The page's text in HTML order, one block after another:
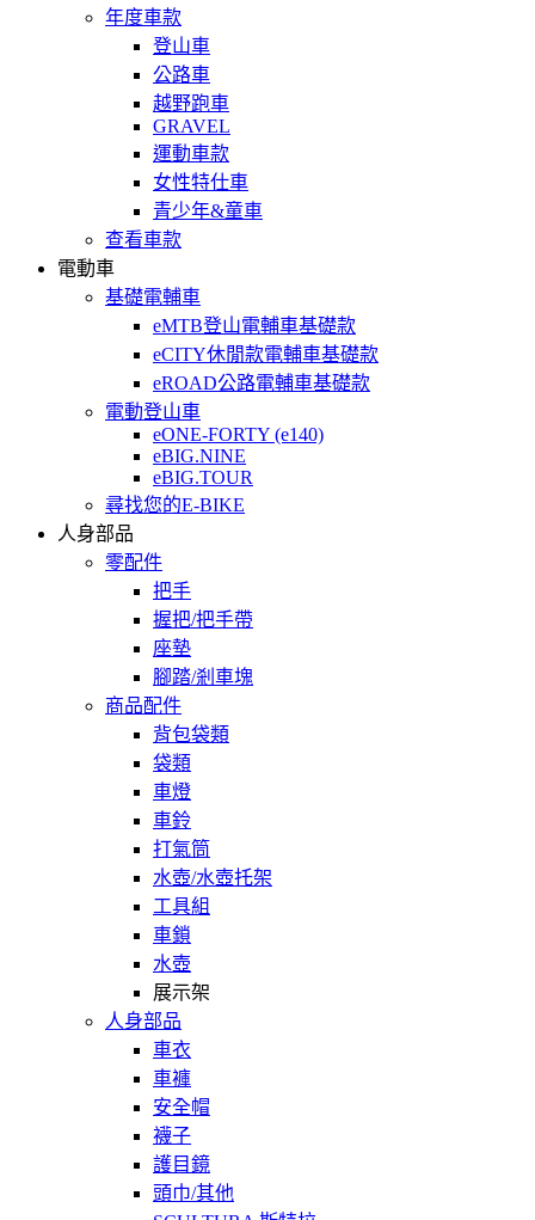
年度車款
登山車
公路車
越野跑車
GRAVEL
運動車款
女性特仕車
青少年&童車
查看車款
電動車
基礎電輔車
eMTB登山電輔車基礎款
eCITY休閒款電輔車基礎款
eROAD公路電輔車基礎款
電動登山車
eONE-FORTY (e140)
eBIG.NINE
eBIG.TOUR
尋找您的E-BIKE
人身部品
零配件
把手
握把/把手帶
座墊
腳踏/剎車塊
商品配件
背包袋類
袋類
車燈
車鈴
打氣筒
水壺/水壺托架
工具組
車鎖
水壺
展示架
人身部品
車衣
車褲
安全帽
襪子
護目鏡
頭巾/其他